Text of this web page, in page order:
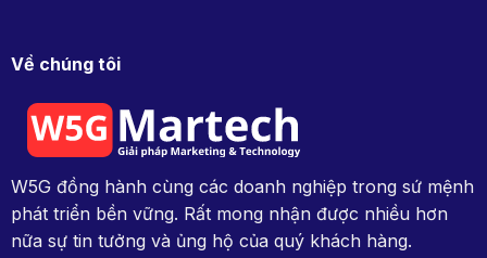
Về chúng tôi
W5G đồng hành cùng các doanh nghiệp trong sứ mệnh
phát triển bền vững. Rất mong nhận được nhiều hơn
nữa sự tin tưởng và ủng hộ của quý khách hàng.